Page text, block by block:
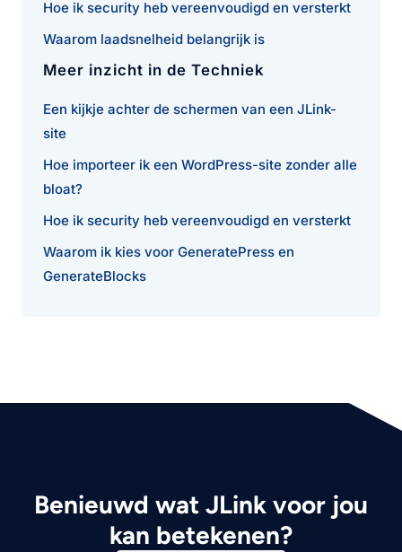
Hoe ik security heb vereenvoudigd en versterkt
Waarom laadsnelheid belangrijk is
Meer inzicht in de Techniek
Een kijkje achter de schermen van een JLink-
site
Hoe importeer ik een WordPress-site zonder alle
bloat?
Hoe ik security heb vereenvoudigd en versterkt
Waarom ik kies voor GeneratePress en
GenerateBlocks
Benieuwd wat JLink voor jou
kan betekenen?